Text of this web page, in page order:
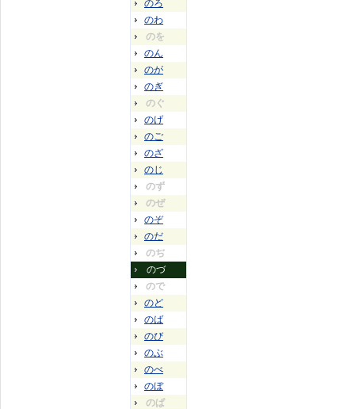
のろ
のわ
のを
のん
のが
のぎ
のぐ
のげ
のご
のざ
のじ
のず
のぜ
のぞ
のだ
のぢ
のづ
ので
のど
のば
のび
のぶ
のべ
のぼ
のぱ